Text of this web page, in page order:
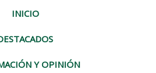
INICIO
Y OPINIÓN